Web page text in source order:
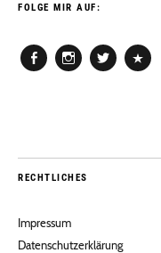
FOLGE MIR AUF:
RECHTLICHES
Impressum
Datenschutzerklärung